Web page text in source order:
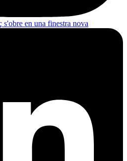
s'obre en una finestra nova